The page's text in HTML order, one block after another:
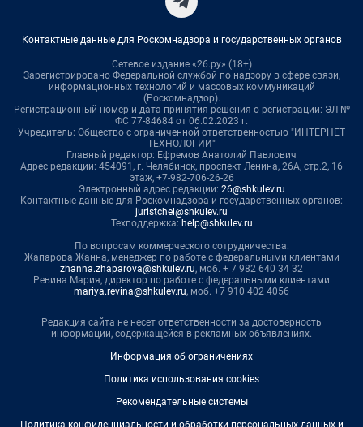
Контактные данные для Роскомнадзора и государственных органов
Сетевое издание «26.ру» (18+)
Зарегистрировано Федеральной службой по надзору в сфере связи,
информационных технологий и массовых коммуникаций
(Роскомнадзор).
Регистрационный номер и дата принятия решения о регистрации: ЭЛ №
ФС 77-84684 от 06.02.2023 г.
Учредитель: Общество с ограниченной ответственностью "ИНТЕРНЕТ
ТЕХНОЛОГИИ"
Главный редактор: Ефремов Анатолий Павлович
Адрес редакции: 454091, г. Челябинск, проспект Ленина, 26А, стр.2, 16
этаж, +7-982-706-26-26
Электронный адрес редакции: 26@shkulev.ru
Контактные данные для Роскомнадзора и государственных органов:
juristchel@shkulev.ru
Техподдержка: help@shkulev.ru
По вопросам коммерческого сотрудничества:
Жапарова Жанна, менеджер по работе с федеральными клиентами
zhanna.zhaparova@shkulev.ru, моб. + 7 982 640 34 32
Ревина Мария, директор по работе с федеральными клиентами
mariya.revina@shkulev.ru, моб. +7 910 402 4056
Редакция сайта не несет ответственности за достоверность
информации, содержащейся в рекламных объявлениях.
Информация об ограничениях
Политика использования cookies
Рекомендательные системы